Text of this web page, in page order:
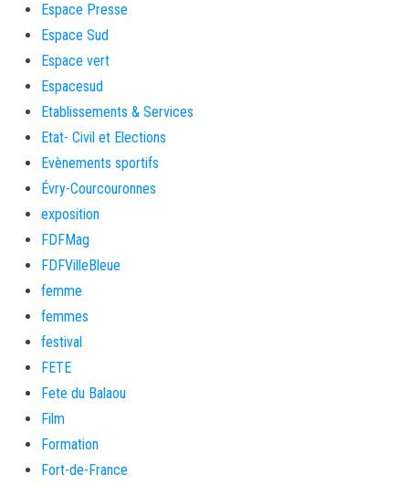
Espace Presse
Espace Sud
Espace vert
Espacesud
Etablissements & Services
Etat- Civil et Elections
Evènements sportifs
Évry-Courcouronnes
exposition
FDFMag
FDFVilleBleue
femme
femmes
festival
FETE
Fete du Balaou
Film
Formation
Fort-de-France